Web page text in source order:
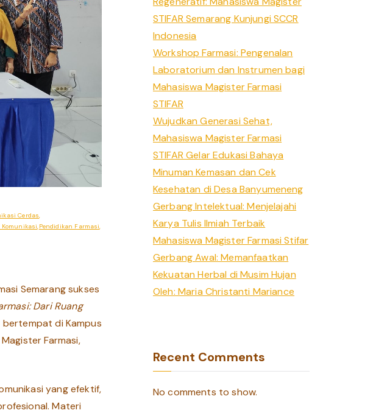
Cerdas,
,Pendidikan Farmasi,
Semarang sukses
Dari Ruang
bertempat di Kampus
Farmasi,
yang efektif,
Materi
STIFAR Semarang Kunjungi SCCR
Indonesia
Workshop Farmasi: Pengenalan
Laboratorium dan Instrumen bagi
Mahasiswa Magister Farmasi
STIFAR
Wujudkan Generasi Sehat,
Mahasiswa Magister Farmasi
STIFAR Gelar Edukasi Bahaya
Minuman Kemasan dan Cek
Kesehatan di Desa Banyumeneng
Gerbang Intelektual: Menjelajahi
Karya Tulis Ilmiah Terbaik
Mahasiswa Magister Farmasi Stifar
Gerbang Awal: Memanfaatkan
Kekuatan Herbal di Musim Hujan
Oleh: Maria Christanti Mariance
Recent Comments
No comments to show.